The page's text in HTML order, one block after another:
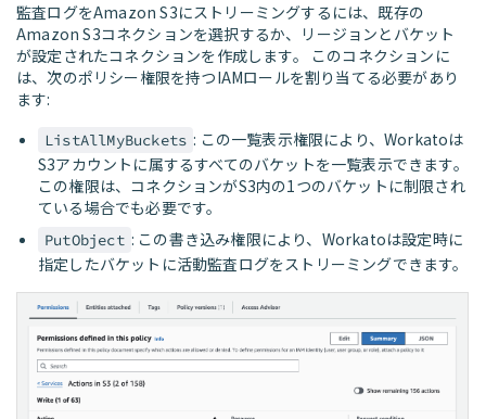
監査ログをAmazon S3にストリーミングするには、既存の
Amazon S3コネクションを選択するか、リージョンとバケット
が設定されたコネクションを作成します。 このコネクションに
は、次のポリシー権限を持つIAMロールを割り当てる必要があり
ます:
ListAllMyBuckets : この一覧表示権限により、Workatoは
S3アカウントに属するすべてのバケットを一覧表示できます。
この権限は、コネクションがS3内の1つのバケットに制限され
ている場合でも必要です。
PutObject : この書き込み権限により、Workatoは設定時に
指定したバケットに活動監査ログをストリーミングできます。